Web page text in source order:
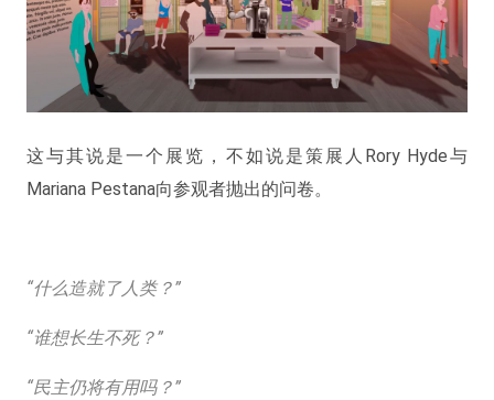
这与其说是一个展览，不如说是策展人Rory Hyde与
Mariana Pestana向参观者抛出的问卷。
“什么造就了人类？”
“谁想长生不死？”
“民主仍将有用吗？”